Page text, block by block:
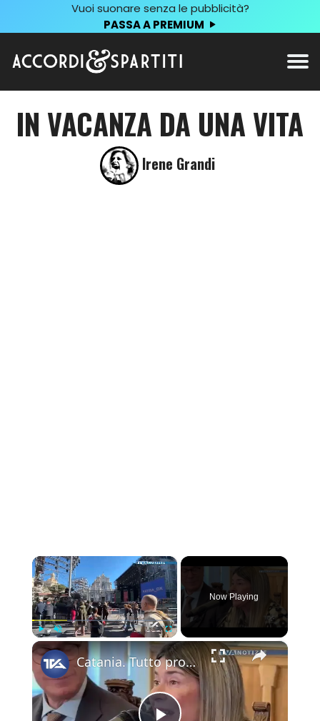
Vuoi suonare senza le pubblicità?
PASSA A PREMIUM
IN VACANZA DA UNA VITA
Irene Grandi
×
Unmute Fullscreen
Now Playing
×
Catania. Tutto pronto per festeggiare l’ultimo giorno dell’anno con “Capodanno in Musica” in dirett